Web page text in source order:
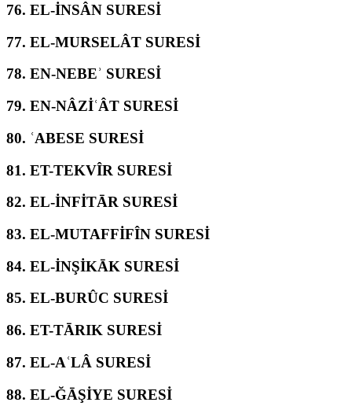
76. EL-İNSÂN SURESİ
77. EL-MURSELÂT SURESİ
78. EN-NEBEʾ SURESİ
79. EN-NÂZİʿÂT SURESİ
80. ʿABESE SURESİ
81. ET-TEKVÎR SURESİ
82. EL-İNFİTĀR SURESİ
83. EL-MUTAFFİFÎN SURESİ
84. EL-İNŞİKĀK SURESİ
85. EL-BURÛC SURESİ
86. ET-TĀRIK SURESİ
87. EL-AʿLÂ SURESİ
88. EL-ĞĀŞİYE SURESİ